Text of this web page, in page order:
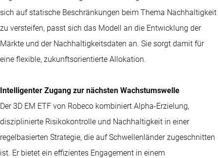
sich auf statische Beschränkungen beim Thema Nachhaltigkeit
zu versteifen, passt sich das Modell an die Entwicklung der
Märkte und der Nachhaltigkeitsdaten an. Sie sorgt damit für
eine flexible, zukunftsorientierte Allokation.
Intelligenter Zugang zur nächsten Wachstumswelle
Der 3D EM ETF von Robeco kombiniert Alpha-Erzielung,
disziplinierte Risikokontrolle und Nachhaltigkeit in einer
regelbasierten Strategie, die auf Schwellenländer zugeschnitten
ist. Er bietet ein effizientes Engagement in einem